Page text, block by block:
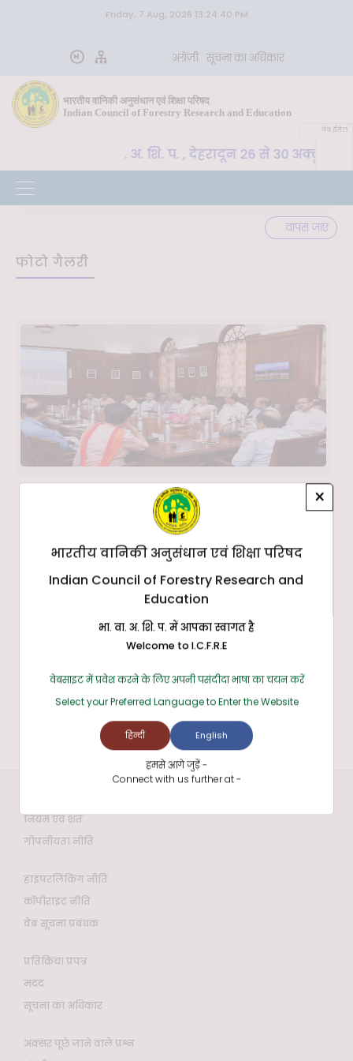
Friday, 7 Aug, 2026 13:24:40 PM
अंग्रेज़ी सूचना का अधिकार
भारतीय वानिकी अनुसंधान एवं शिक्षा परिषद
Indian Council of Forestry Research and Education
वेब ईमेल
CoE-SLM, भा. वा. अ. शि. प. , देहरादून 26 से 30 अक्टूबर
वापस जाएं
फोटो गैलरी
नियम एवं शर्तें
गोपनीयता नीति
हाइपरलिंकिंग नीति
कॉपीराइट नीति
वेब सूचना प्रबंधक
प्रतिक्रिया प्रपत्र
मदद
सूचना का अधिकार
अक्सर पूछे जाने वाले प्रश्न
×
भारतीय वानिकी अनुसंधान एवं शिक्षा परिषद
Indian Council of Forestry Research and
Education
भा. वा. अ. शि. प. में आपका स्वागत है
Welcome to I.C.F.R.E
वेबसाइट में प्रवेश करने के लिए अपनी पसंदीदा भाषा का चयन करें
Select your Preferred Language to Enter the Website
हिन्दी English
हमसे आगे जुड़ें -
Connect with us further at -